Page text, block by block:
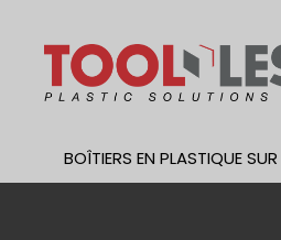
BOÎTIERS EN PLASTIQUE SUR